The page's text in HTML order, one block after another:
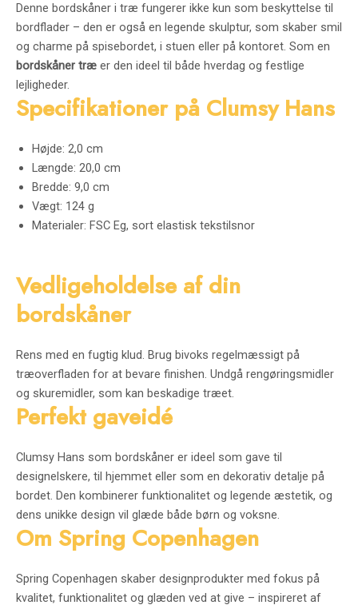
Denne bordskåner i træ fungerer ikke kun som beskyttelse til
bordflader – den er også en legende skulptur, som skaber smil
og charme på spisebordet, i stuen eller på kontoret. Som en
bordskåner træ er den ideel til både hverdag og festlige
lejligheder.
Specifikationer på Clumsy Hans
Højde: 2,0 cm
Længde: 20,0 cm
Bredde: 9,0 cm
Vægt: 124 g
Materialer: FSC Eg, sort elastisk tekstilsnor
Vedligeholdelse af din
bordskåner
Rens med en fugtig klud. Brug bivoks regelmæssigt på
træoverfladen for at bevare finishen. Undgå rengøringsmidler
og skuremidler, som kan beskadige træet.
Perfekt gaveidé
Clumsy Hans som bordskåner er ideel som gave til
designelskere, til hjemmet eller som en dekorativ detalje på
bordet. Den kombinerer funktionalitet og legende æstetik, og
dens unikke design vil glæde både børn og voksne.
Om Spring Copenhagen
Spring Copenhagen skaber designprodukter med fokus på
kvalitet, funktionalitet og glæden ved at give – inspireret af